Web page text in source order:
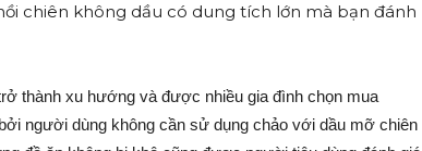
chiên không dầu có dung tích lớn mà bạn đánh
thành xu hướng và được nhiều gia đình chọn mua
người dùng không cần sử dụng chảo với dầu mỡ chiên